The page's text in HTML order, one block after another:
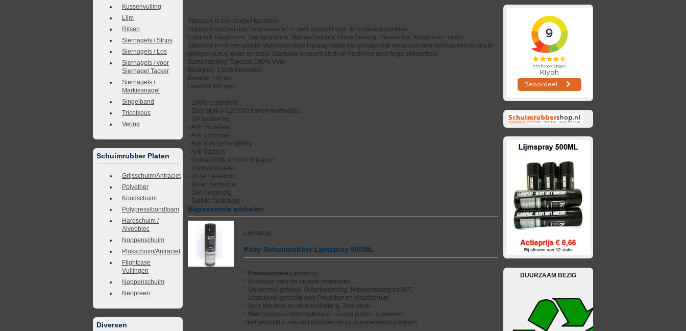
Kussenvulling
Lijm
Ritsen
Siernagels / Strips
Siernagels / Los
Siernagels / voor
Siernagel Tacker
Siernagels /
Markiesnagel
Singelband
Tricotkous
Vering
Schuimrubber Platen
Grijsschuim/Antraciet
Polyether
Koudschuim
Polypress/bondfoam
Hardschuim /
Alveobloc
Noppenschuim
Plukschuim/Antraciet
Flightcase
Vullingen
Noppenschuim
Neopreen
Diversen
Stamskin is een soepel kunstleer.
Stamskin voldoet aan hoge eisen en is zeer geschikt voor de volgende markten;
Contract, Healthcare, Transportation, Marine/Outdoor, Office Seating, Residential, Airports en Hotels.
Stamskin heeft een unieke vlekbestendige toplaag welke het gemakkelijk maakt om vele vlekken eenvoudig te
reinigen d.m.v. water en zeep. Stamskin is enorm sterk en heeft een zeer hoge slijtvastheid.
Samenstelling Topcoat: 100% Vinyl
Backging: 100% Polyester
Breedte 140 cm
Gewicht 780 g/m2
- 100% waterdicht
- Zeer sterk (>120.000 toeren martindale)
- UV bestendig
- Anti bacterieel
- Anti schimmel
- Anti Vlek behandeling
- Anti Statisch
- Gemakkelijk schoon te maken
- Vlamvertragend
- Urine bestendig
- Bloed bestendig
- Olie bestendig
- Sulfide bestendig
Bijpassende artikelen
Lijmspray
Palty Schuimrubber Lijmspray 500ML
* Professionele Lijmspray.
* Bruikbaar voor de meeste materialen.
* Universeel gebruik. Waterbestendig. Hittebestendig tot 50'C
* Uitstekend geschikt voor Polyether en Koudschuim.
* Voor Meubels en vloerbedekking, Zeer sterk.
* Niet bruikbaar voor materialen waarin plastic is verwerkt.
Veel gebruikt in meubel industrie en bij vloerbedekking leggen.
DUURZAAM BEZIG